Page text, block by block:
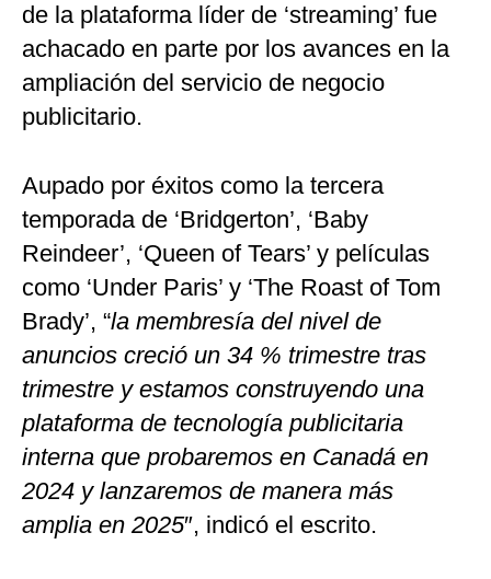
de la plataforma líder de ‘streaming’ fue
achacado en parte por los avances en la
ampliación del servicio de negocio
publicitario.
Aupado por éxitos como la tercera
temporada de ‘Bridgerton’, ‘Baby
Reindeer’, ‘Queen of Tears’ y películas
como ‘Under Paris’ y ‘The Roast of Tom
Brady’, “la membresía del nivel de
anuncios creció un 34 % trimestre tras
trimestre y estamos construyendo una
plataforma de tecnología publicitaria
interna que probaremos en Canadá en
2024 y lanzaremos de manera más
amplia en 2025″, indicó el escrito.